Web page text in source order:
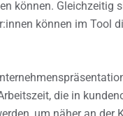
können. Gleichzeitig
können im Tool
die in